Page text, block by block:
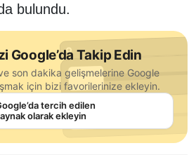
bulundu.
Google’da Takip Edin
son dakika gelişmelerine Google
için bizi favorilerinize ekleyin.
tercih edilen
olarak ekleyin